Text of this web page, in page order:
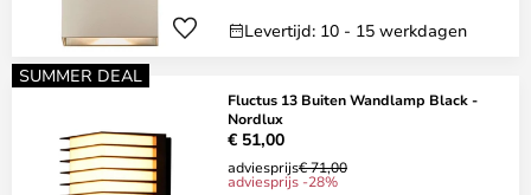
Levertijd: 10 - 15 werkdagen
SUMMER DEAL
Fluctus 13 Buiten Wandlamp Black -
Nordlux
€ 51,00
adviesprijs€ 71,00
adviesprijs -28%